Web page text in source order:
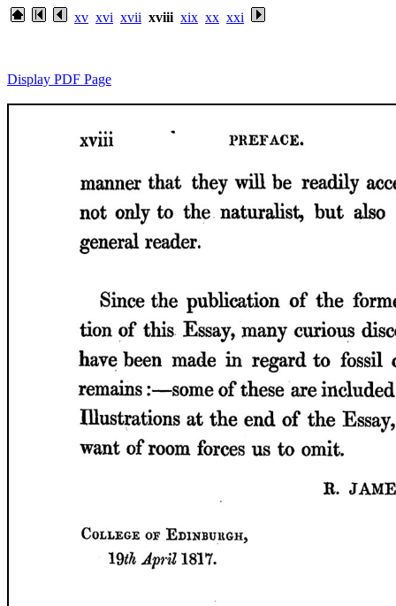
xv xvi xvii xviii xix xx xxi
Display PDF Page